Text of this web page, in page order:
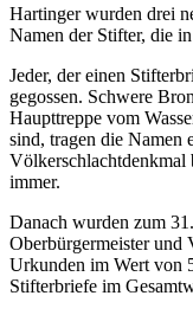
Hartinger wurden drei
Namen der Stifter, die
Jeder, der einen
gegossen. Schwere
Haupttreppe vom
sind, tragen die Namen
Völkerschlachtdenkmal
immer.
Danach wurden zum
Oberbürgermeister und
Urkunden im Wert von
Stifterbriefe im